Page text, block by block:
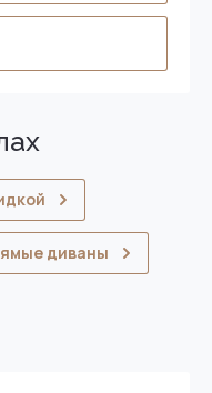
диваны